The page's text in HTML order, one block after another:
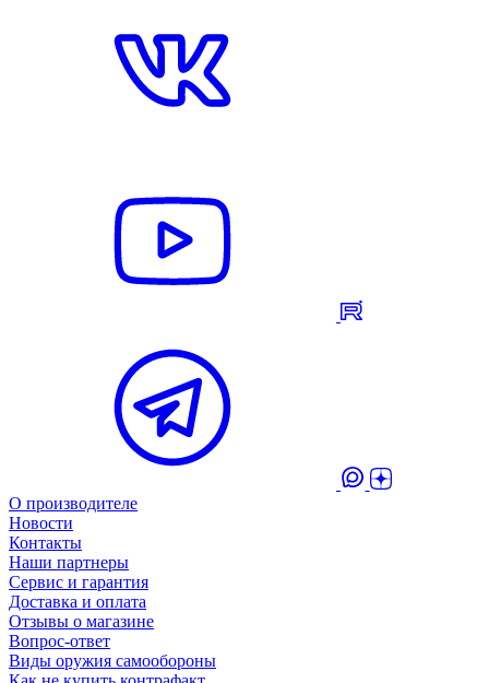
О производителе
Новости
Контакты
Наши партнеры
Сервис и гарантия
Доставка и оплата
Отзывы о магазине
Вопрос-ответ
Виды оружия самообороны